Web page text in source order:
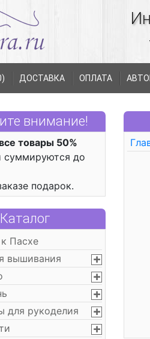
) ДОСТАВКА ОПЛАТА
внимание!
товары 50%
суммируются до
подарок.
Каталог
Пасхе
вышивания
для рукоделия